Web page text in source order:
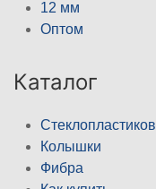
12 мм
Оптом
Каталог
Колышки
Фибра